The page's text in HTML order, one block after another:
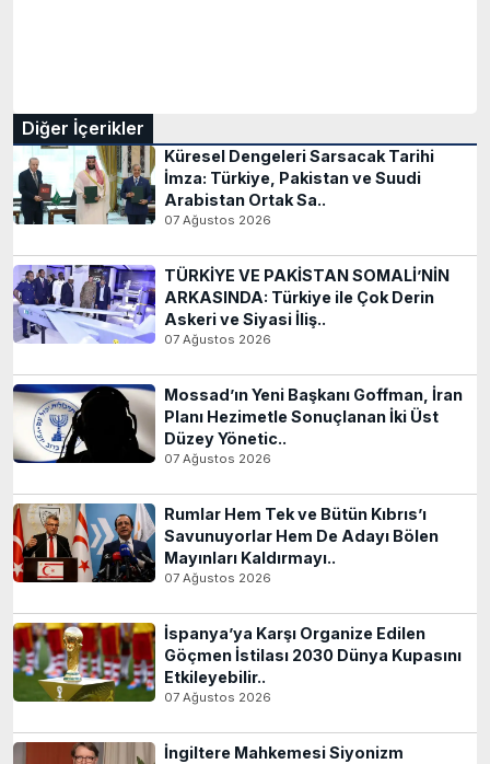
Diğer İçerikler
Küresel Dengeleri Sarsacak Tarihi
İmza: Türkiye, Pakistan ve Suudi
Arabistan Ortak Sa..
07 Ağustos 2026
TÜRKİYE VE PAKİSTAN SOMALİ’NİN
ARKASINDA: Türkiye ile Çok Derin
Askeri ve Siyasi İliş..
07 Ağustos 2026
Mossad’ın Yeni Başkanı Goffman, İran
Planı Hezimetle Sonuçlanan İki Üst
Düzey Yönetic..
07 Ağustos 2026
Rumlar Hem Tek ve Bütün Kıbrıs’ı
Savunuyorlar Hem De Adayı Bölen
Mayınları Kaldırmayı..
07 Ağustos 2026
İspanya’ya Karşı Organize Edilen
Göçmen İstilası 2030 Dünya Kupasını
Etkileyebilir..
07 Ağustos 2026
İngiltere Mahkemesi Siyonizm